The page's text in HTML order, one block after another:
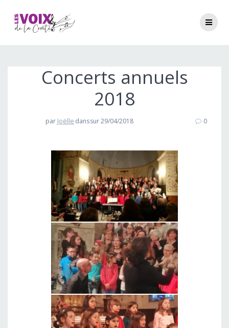
Concerts annuels
2018
par Joëlle danssur 29/04/2018 0